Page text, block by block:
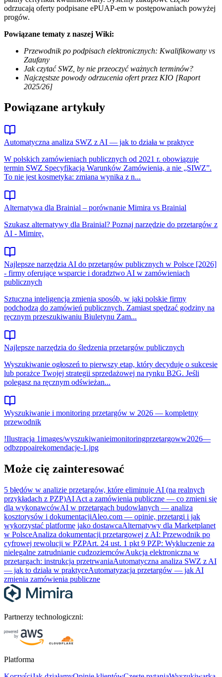
odrzucają oferty podpisane ePUAP-em w postępowaniach powyżej
progów.
Powiązane tematy z naszej Wiki:
Przewodnik po podpisach elektronicznych: Kwalifikowany vs
Zaufany
Jak czytać SWZ, by nie przeoczyć ważnych terminów?
Najczęstsze powody odrzucenia ofert przez KIO [Raport
2025/26]
Powiązane artykuły
Automatyczna analiza SWZ z AI — jak to działa w praktyce
W polskich zamówieniach publicznych od 2021 r. obowiązuje
termin SWZ Specyfikacja Warunków Zamówienia, a nie „SIWZ”.
To nie jest kosmetyka: zmiana wynika z n...
Alternatywa dla Brainial – porównanie Mimira vs Brainial
Szukasz alternatywy dla Brainial? Poznaj narzędzie do przetargów z
AI - Mimirę.
Najlepsze narzędzia AI do przetargów publicznych w Polsce [2026]
- firmy oferujące wsparcie i doradztwo AI w zamówieniach
publicznych
Sztuczna inteligencja zmienia sposób, w jaki polskie firmy
podchodzą do zamówień publicznych. Zamiast spędzać godziny na
ręcznym przeszukiwaniu Biuletynu Zam...
Najlepsze narzędzia do śledzenia przetargów publicznych
Wyszukiwanie ogłoszeń to pierwszy etap, który decyduje o sukcesie
lub porażce Twojej strategii sprzedażowej na rynku B2G. Jeśli
polegasz na ręcznym odświeżan...
Wyszukiwanie i monitoring przetargów w 2026 — kompletny
przewodnik
!Ilustracja 1images/wyszukiwanieimonitoringprzetargoww2026—
odbzppoairekomendacje-1.jpg
Może cię zainteresować
5 błędów w analizie przetargów, które eliminuje AI (na realnych
przykładach z PZP)AI Act a zamówienia publiczne — co zmieni się
dla wykonawcówAI w przetargach budowlanych — analiza
kosztorysów i dokumentacjiAleo.com — opinie, przetargi i jak
wykorzystać platformę jako dostawcaAlternatywy dla Marketplanet
w PolsceAnaliza dokumentacji przetargowej z AI: Przewodnik po
cyfrowej rewolucji w PZPArt. 24 ust. 1 pkt 9 PZP: Wykluczenie za
nielegalne zatrudnianie cudzoziemcówAukcja elektroniczna w
przetargach: instrukcja przetrwaniaAutomatyczna analiza SWZ z AI
— jak to działa w praktyceAutomatyzacja przetargów — jak AI
zmienia zamówienia publiczne
Partnerzy technologiczni:
Platforma